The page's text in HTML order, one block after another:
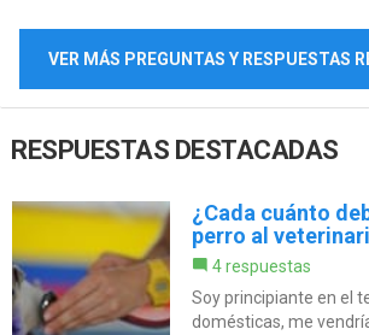
VER MÁS PREGUNTAS Y RESPUESTAS
RESPUESTAS DESTACADAS
¿Cada cuánto
perro al
4 respuestas
Soy principiante en el
domésticas, me